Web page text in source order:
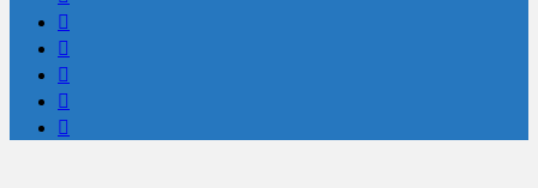
Powered by livedoor 相互RSS